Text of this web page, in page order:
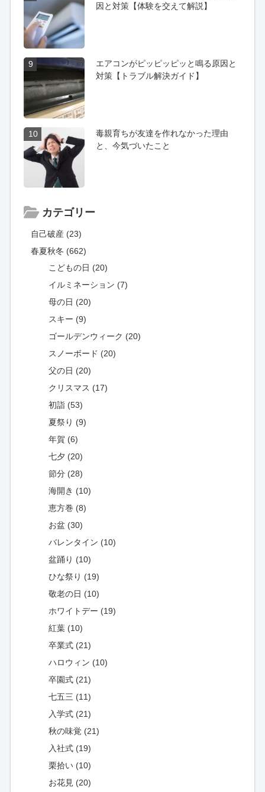
因と対策【体験を交えて解説】
9
エアコンがピッピッピッと鳴る原因と
対策【トラブル解決ガイド】
10
毒親育ちが友達を作れなかった理由
と、今気づいたこと
カテゴリー
自己破産 (23)
春夏秋冬 (662)
こどもの日 (20)
イルミネーション (7)
母の日 (20)
スキー (9)
ゴールデンウィーク (20)
スノーボード (20)
父の日 (20)
クリスマス (17)
初詣 (53)
夏祭り (9)
年賀 (6)
七夕 (20)
節分 (28)
海開き (10)
恵方巻 (8)
お盆 (30)
バレンタイン (10)
盆踊り (10)
ひな祭り (19)
敬老の日 (10)
ホワイトデー (19)
紅葉 (10)
卒業式 (21)
ハロウィン (10)
卒園式 (21)
七五三 (11)
入学式 (21)
秋の味覚 (21)
入社式 (19)
栗拾い (10)
お花見 (20)